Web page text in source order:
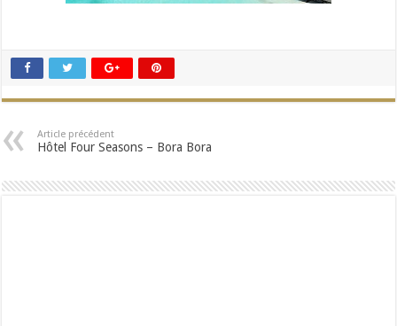
Article précédent
Hôtel Four Seasons – Bora Bora